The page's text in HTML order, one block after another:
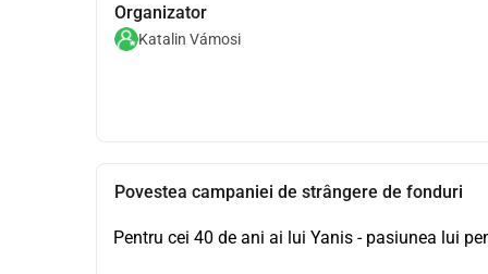
Organizator
Katalin Vámosi
Povestea campaniei de strângere de fonduri
Pentru cei 40 de ani ai lui Yanis - pasiunea lui